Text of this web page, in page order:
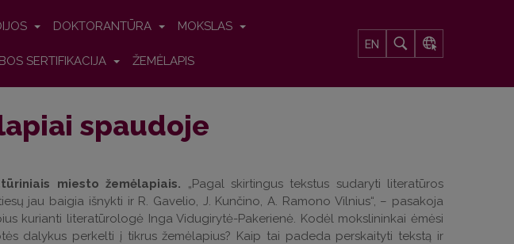
DOKTORANTŪRA MOKSLAS
SERTIFIKACIJA ŽEMĖLAPIS
EN
spaudoje
miesto žemėlapiais. „Pagal skirtingus tekstus sudaryti literatūros
jau baigia išnykti ir R. Gavelio, J. Kunčino, A. Ramono Vilnius“, – pasakoja
kurianti literatūrologė Inga Vidugirytė-Pakerienė. Kodėl mokslininkai ėmėsi
dalykus perkelti į tikrus žemėlapius? Kaip tai padeda perskaityti tekstą ir